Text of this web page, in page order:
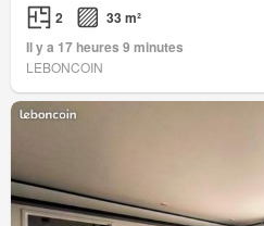
2
33 m²
Il y a 17 heures 9 minutes
LEBONCOIN